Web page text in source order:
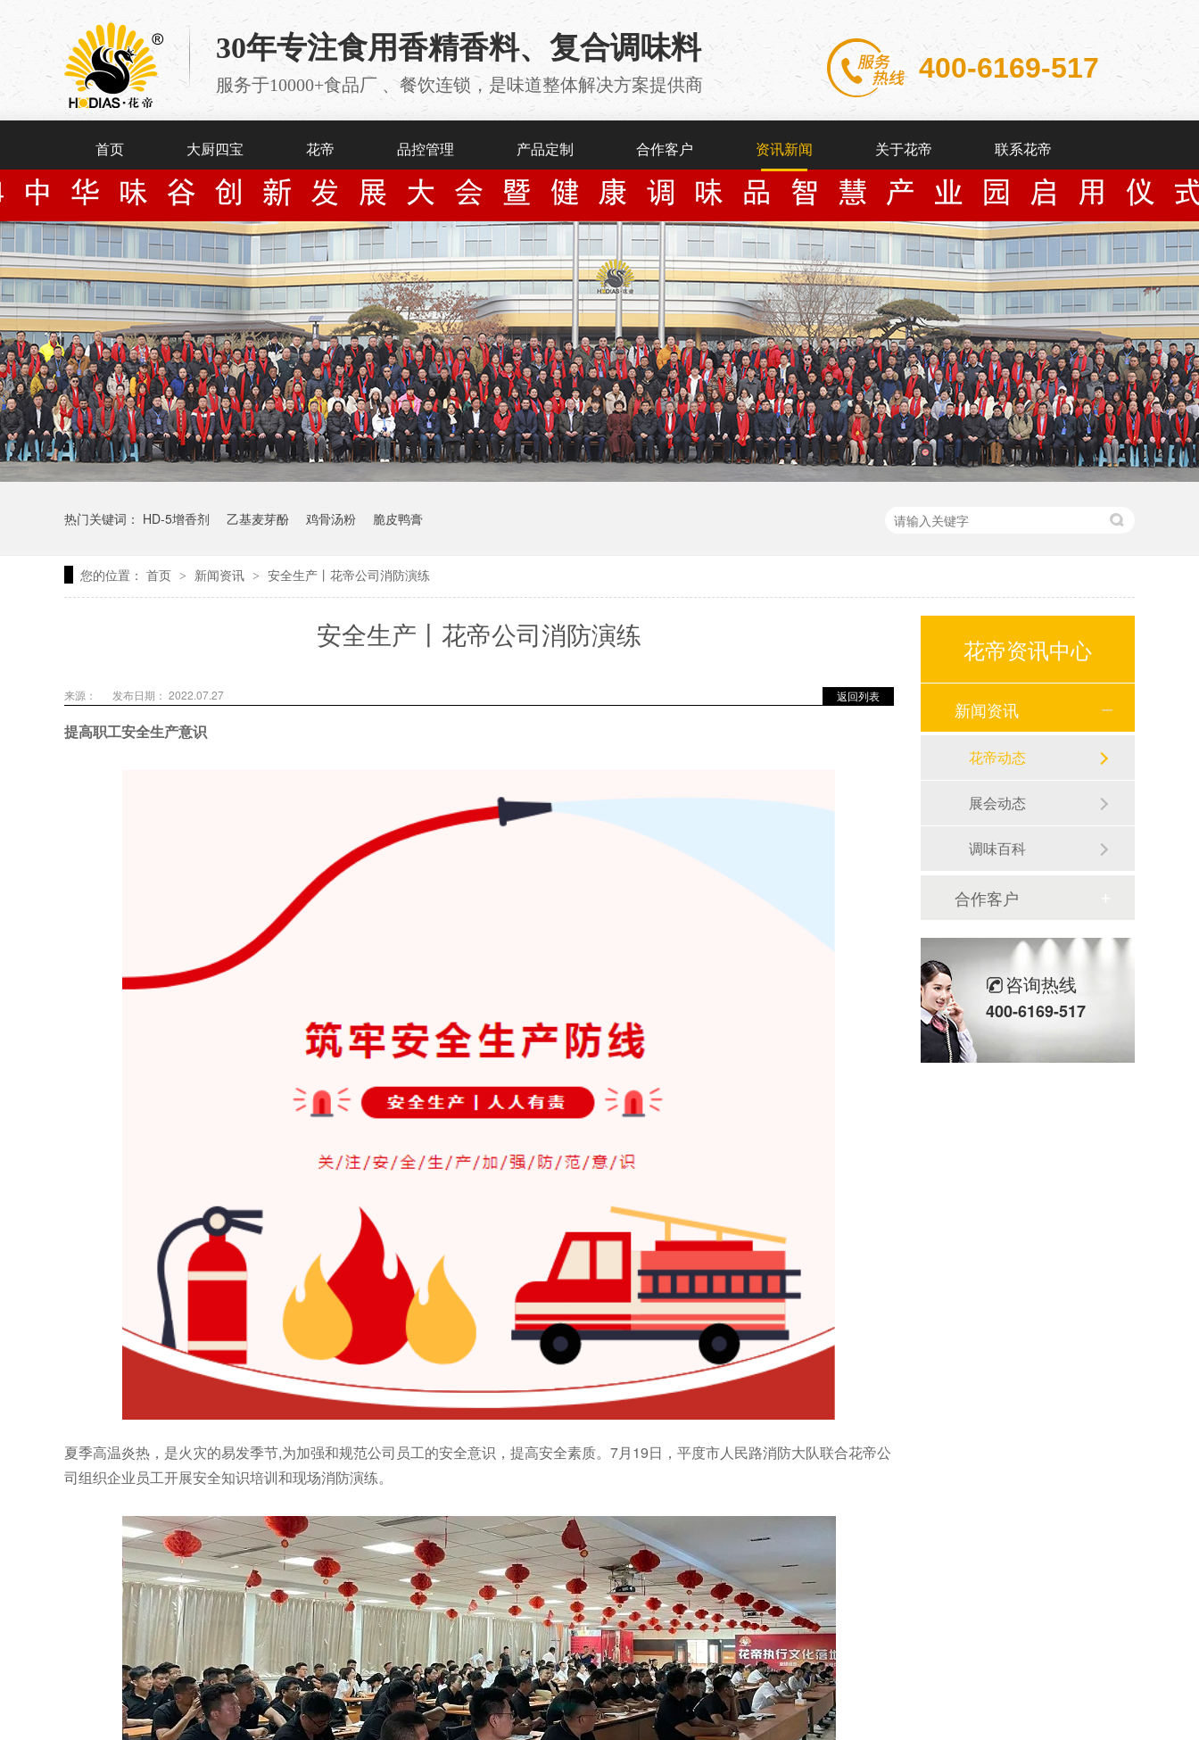
30年专注食用香精香料、复合调味料
服务于10000+食品厂 、餐饮连锁，是味道整体解决方案提供商
400-6169-517
首页 大厨四宝 花帝 品控管理 产品定制 合作客户 资讯新闻 关于花帝 联系花帝
热门关键词： HD-5增香剂 乙基麦芽酚 鸡骨汤粉 脆皮鸭膏
您的位置： 首页 > 新闻资讯 > 安全生产丨花帝公司消防演练
安全生产丨花帝公司消防演练
返回列表
来源： 发布日期： 2022.07.27
提高职工安全生产意识
夏季高温炎热，是火灾的易发季节,为加强和规范公司员工的安全意识，提高安全素质。7月19日，平度市人民路消防大队联合花帝公
司组织企业员工开展安全知识培训和现场消防演练。
花帝资讯中心
新闻资讯
花帝动态
展会动态
调味百科
合作客户
咨询热线
400-6169-517